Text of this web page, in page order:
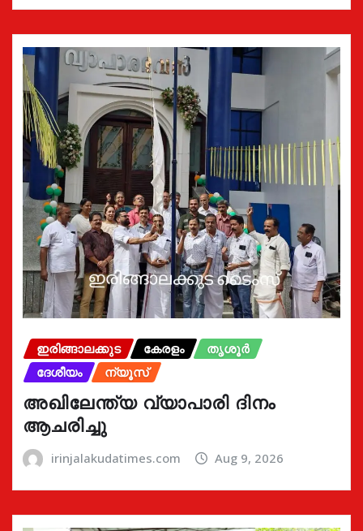
ഇരിങ്ങാലക്കുട കേരളം
തൃശൂർ
ദേശീയം
ന്യൂസ്
അഖിലേന്ത്യ വ്യാപാരി ദിനം
ആചരിച്ചു
irinjalakudatimes.com Aug 9, 2026